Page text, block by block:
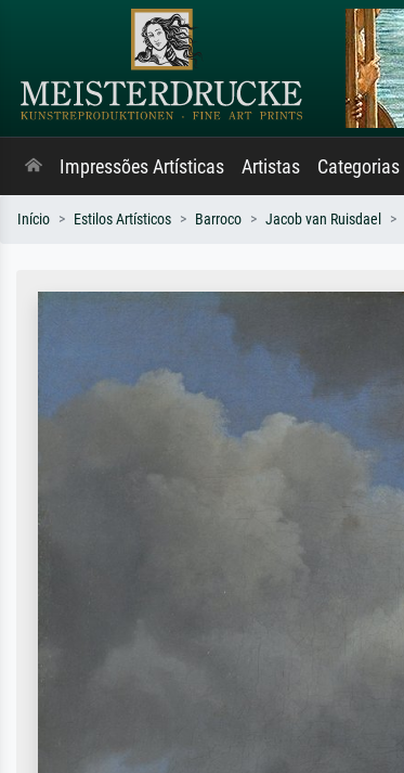
Impressões Artísticas Artistas Categorias
Início Estilos Artísticos Barroco Jacob van Ruisdael